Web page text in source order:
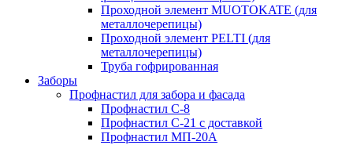
Проходной элемент MUOTOKATE (для
металлочерепицы)
Проходной элемент PELTI (для
металлочерепицы)
Труба гофрированная
Заборы
Профнастил для забора и фасада
Профнастил С-8
Профнастил С-21 с доставкой
Профнастил МП-20А